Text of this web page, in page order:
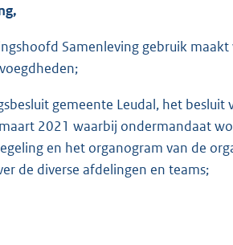
Samenleving gebruik
gemeente Leudal, het besluit
2021 waarbij ondermandaat
en het organogram van de
de diverse afdelingen en teams;